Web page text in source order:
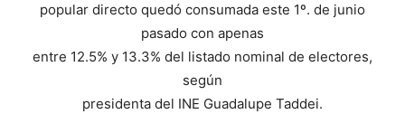
popular directo quedó consumada este 1º. de junio
pasado con apenas
entre 12.5% y 13.3% del listado nominal de electores,
según
presidenta del INE Guadalupe Taddei.